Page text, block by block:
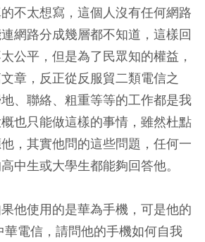
不太想寫，這個人沒有任何網路
網路分成幾層都不知道，這樣回
公平，但是為了民眾知的權益，
章，反正從反服貿二類電信之
、聯絡、粗重等等的工作都是我
也只能做這樣的事情，雖然杜點
，其實他問的這些問題，任何一
中生或大學生都能夠回答他。
他使用的是華為手機，可是他的
華電信，請問他的手機如何自我